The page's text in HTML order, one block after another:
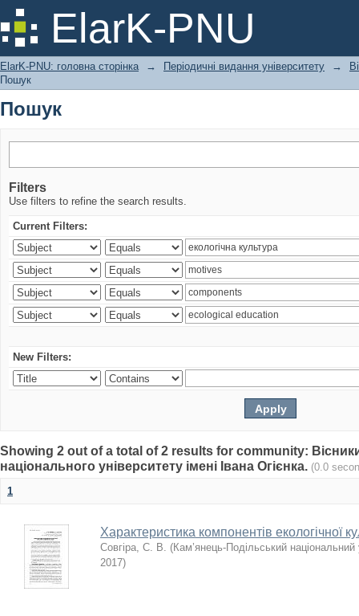
ElarK-PNU
Пошук
ElarK-PNU: головна сторінка → Періодичні видання університету →
Пошук
Пошук
Filters
Use filters to refine the search results.
Current Filters:
New Filters:
Showing 2 out of a total of 2 results for community:
національного університету імені Івана Огієнка. (0.0
1
Характеристика компонентів екологічної
Совгіра, С. В. (Кам’янець-Подільський національний
2017)